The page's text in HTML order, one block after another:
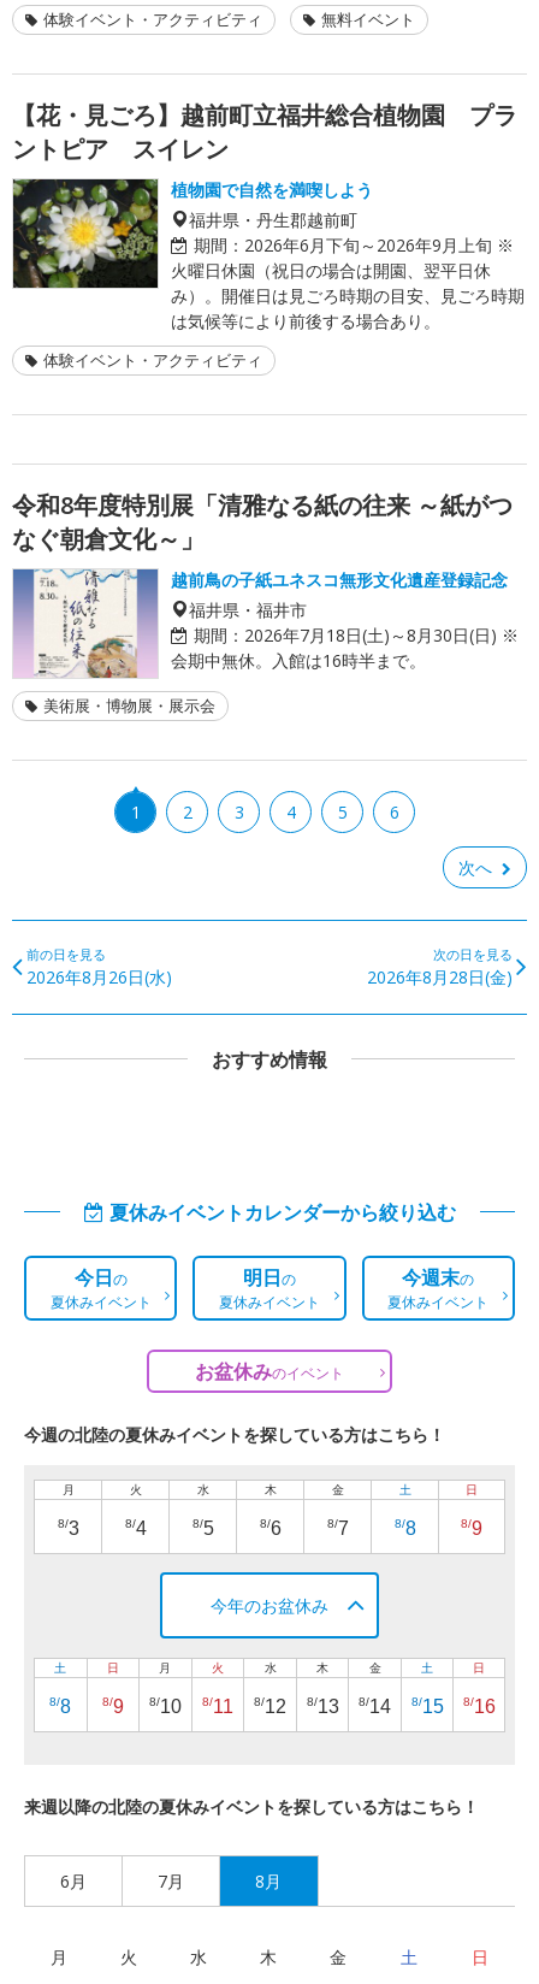
体験イベント・アクティビティ 無料イベント
【花・見ごろ】越前町立福井総合植物園 プラ
ントピア スイレン
植物園で自然を満喫しよう
福井県・丹生郡越前町
期間： 2026年6月下旬～2026年9月上旬 ※
火曜日休園（祝日の場合は開園、翌平日休
み）。開催日は見ごろ時期の目安、見ごろ時期
は気候等により前後する場合あり。
体験イベント・アクティビティ
令和8年度特別展「清雅なる紙の往来 ～紙がつ
なぐ朝倉文化～」
越前鳥の子紙ユネスコ無形文化遺産登録記念
福井県・福井市
期間： 2026年7月18日(土)～8月30日(日) ※
会期中無休。入館は16時半まで。
美術展・博物展・展示会
1 2 3 4 5 6
次へ
前の日を見る
2026年8月26日(水)
次の日を見る
2026年8月28日(金)
おすすめ情報
夏休みイベントカレンダーから絞り込む
今日の
夏休みイベント
明日の
夏休みイベント
今週末の
夏休みイベント
お盆休みのイベント
今週の北陸の夏休みイベントを探している方はこちら！
月
8/3
火
8/4
水
8/5
木
8/6
金
8/7
土
8/8
日
8/9
今年のお盆休み
土
8/8
日
8/9
月
8/10
火
8/11
水
8/12
木
8/13
金
8/14
土
8/15
日
8/16
来週以降の北陸の夏休みイベントを探している方はこちら！
6月 7月 8月
月 火 水 木 金 土 日